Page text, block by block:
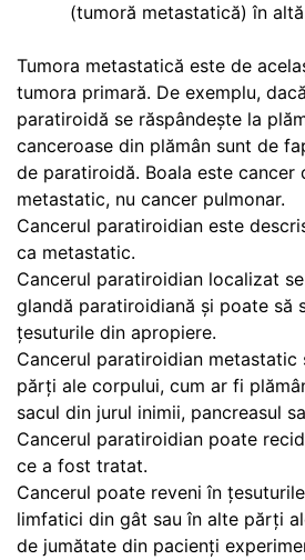
(tumoră metastatică) în
Tumora metastatică este de
tumora primară. De exemplu,
paratiroidă se răspândește la
canceroase din plămân sunt de
de paratiroidă. Boala este cancer
metastatic, nu cancer pulmonar.
Cancerul paratiroidian este
ca metastatic.
Cancerul paratiroidian localizat
glandă paratiroidiană și poate să
țesuturile din apropiere.
Cancerul paratiroidian
părți ale corpului, cum ar fi
sacul din jurul inimii, pancreasul
Cancerul paratiroidian poate
ce a fost tratat.
Cancerul poate reveni în
limfatici din gât sau în alte părți
de jumătate din pacienți